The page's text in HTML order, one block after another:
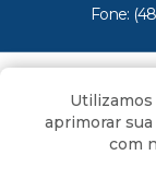
Fone:
Todos
aprimorar
com